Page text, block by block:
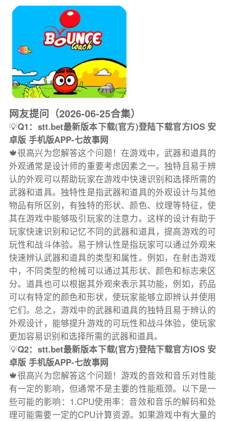
网友提问（2026-06-25合集）
💡Q1：stt.bet最新版本下载(官方)登陆下载官方IOS 安
卓版 手机版APP-七故事网
🍁很高兴为您解答这个问题！在游戏中，武器和道具的
外观通常是设计师的重要考虑因素之一。独特且易于辨
认的外观可以帮助玩家在游戏中快速识别和选择所需的
武器和道具。独特性是指武器和道具的外观设计与其他
物品有所区别，有独特的形状、颜色、纹理等特征，使
其在游戏中能够吸引玩家的注意力。这样的设计有助于
玩家快速识别和记忆不同的武器和道具，提高游戏的可
玩性和战斗体验。易于辨认性是指玩家可以通过外观来
快速辨认武器和道具的类型和属性。例如，在射击游戏
中，不同类型的枪械可以通过其形状、颜色和标志来区
分。道具也可以根据其外观来表示其功能，例如，药品
可以有特定的颜色和形状，使玩家能够立即辨认并使用
它们。总之，游戏中的武器和道具的独特且易于辨认的
外观设计，能够提升游戏的可玩性和战斗体验，使玩家
更加容易识别和选择所需的武器和道具。
💡Q2：stt.bet最新版本下载(官方)登陆下载官方IOS 安
卓版 手机版APP-七故事网
🍁很高兴为您解答这个问题！游戏的音效和音乐对性能
有一定的影响，但通常不是主要的性能瓶颈。以下是一
些可能的影响：1.CPU使用率：音效和音乐的解码和处
理可能需要一定的CPU计算资源。如果游戏中有大量的